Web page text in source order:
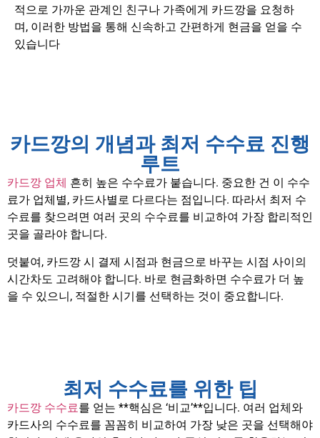
적으로 가까운 관계인 친구나 가족에게 카드깡을 요청하
며, 이러한 방법을 통해 신속하고 간편하게 현금을 얻을 수
있습니다
카드깡의 개념과 최저 수수료 진행
루트
카드깡 업체 흔히 높은 수수료가 붙습니다. 중요한 건 이 수수
료가 업체별, 카드사별로 다르다는 점입니다. 따라서 최저 수
수료를 찾으려면 여러 곳의 수수료를 비교하여 가장 합리적인
곳을 골라야 합니다.
덧붙여, 카드깡 시 결제 시점과 현금으로 바꾸는 시점 사이의
시간차도 고려해야 합니다. 바로 현금화하면 수수료가 더 높
을 수 있으니, 적절한 시기를 선택하는 것이 중요합니다.
최저 수수료를 위한 팁
카드깡 수수료를 얻는 **핵심은 ‘비교’**입니다. 여러 업체와
카드사의 수수료를 꼼꼼히 비교하여 가장 낮은 곳을 선택해야